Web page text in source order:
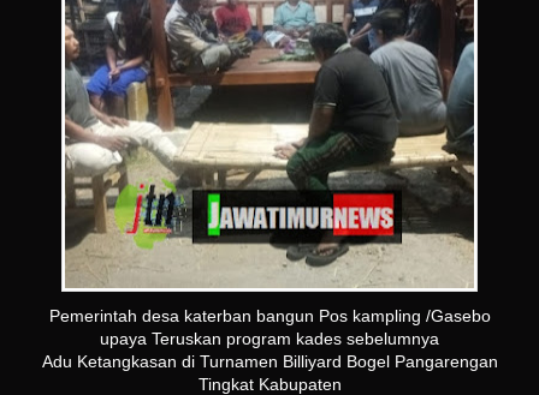
Pemerintah desa katerban bangun Pos kampling /Gasebo
upaya Teruskan program kades sebelumnya
Adu Ketangkasan di Turnamen Billiyard Bogel Pangarengan
Tingkat Kabupaten